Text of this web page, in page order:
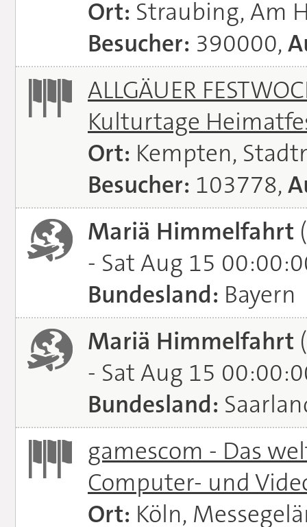
Ort: Straubing, Am
Besucher: 390000,
ALLGÄUER
Kulturtage
Ort: Kempten,
Besucher: 103778,
Mariä Himmelfahrt
- Sat Aug 15
Bundesland: Bayern
Mariä Himmelfahrt
- Sat Aug 15
Bundesland:
gamescom - Das
Computer- und
Ort: Köln,